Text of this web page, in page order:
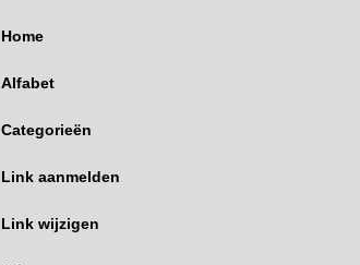
Home
Alfabet
Categorieën
Link aanmelden
Link wijzigen